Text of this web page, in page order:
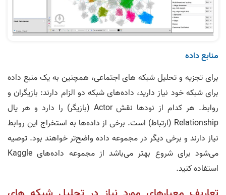
منابع داده
برای تجزیه و تحلیل شبکه های اجتماعی، همچنین به یک منبع داده
برای شبکه خود نیاز دارید، داده‌های شبکه دو الزام دارند: بازیگران و
روابط. هر کدام از نودها نقش Actor (بازیگر) را دارد و هر یال
Relationship (ارتباط) است. برخی از داده‌ها به استخراج این روابط
نیاز دارند و برخی دیگر در مجموعه داده واضح‌تر خواهند بود. توصیه
می‌شود برای شروع بهتر می‌باشد از مجموعه داده‌های Kaggle
استفاده کنید.